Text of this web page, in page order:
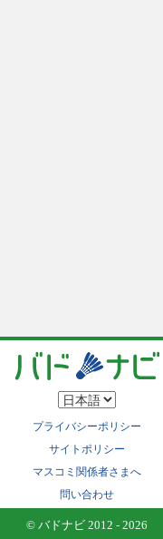
プライバシーポリシー
サイトポリシー
マスコミ関係者さまへ
問い合わせ
© バドナビ 2012 - 2026